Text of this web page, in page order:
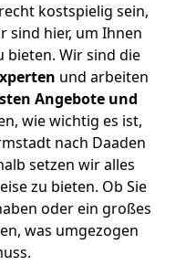
kostspielig sein,
sind hier, um Ihnen
bieten. Wir sind die
und arbeiten
Angebote und
wie wichtig es ist,
nach Daaden
setzen wir alles
zu bieten. Ob Sie
oder ein großes
was umgezogen